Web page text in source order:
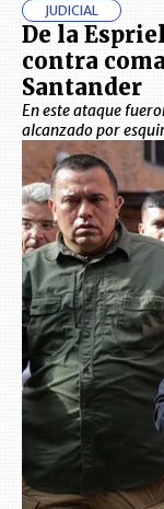
JUDICIAL
De la
contra
Santander
En este ataque
alcanzado por